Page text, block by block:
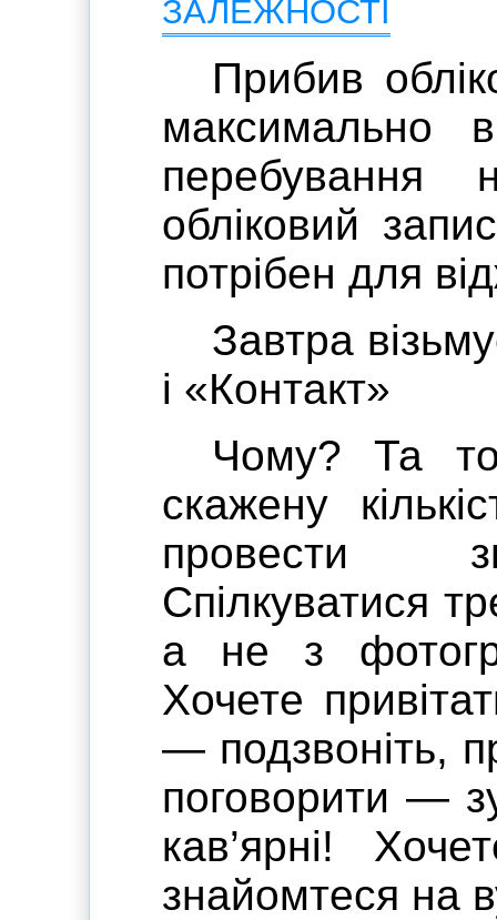
Прибив
максимально
обліковий
потрібен для
Завтра
і «Контакт»
Чому? Та
скажену
провести
Спілкуватися
а не з
Хочете
— подзвоніть,
поговорити —
кав’ярні!
знайомтеся на